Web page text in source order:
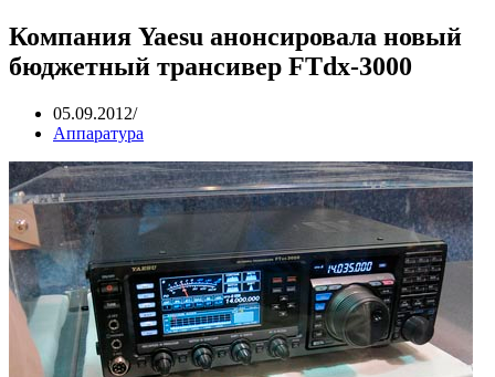
Компания Yaesu анонсировала новый
бюджетный трансивер FTdx-3000
05.09.2012
Аппаратура